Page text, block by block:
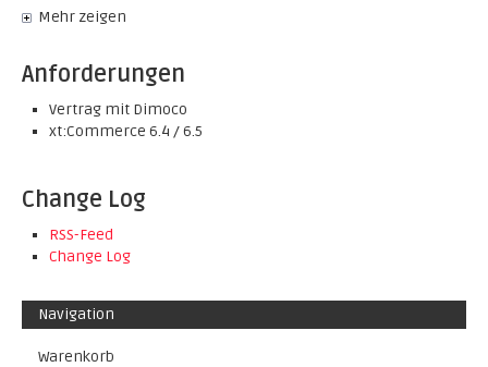
Mehr zeigen
Anforderungen
Vertrag mit Dimoco
xt:Commerce 6.4 / 6.5
Change Log
RSS-Feed
Change Log
Navigation
Warenkorb